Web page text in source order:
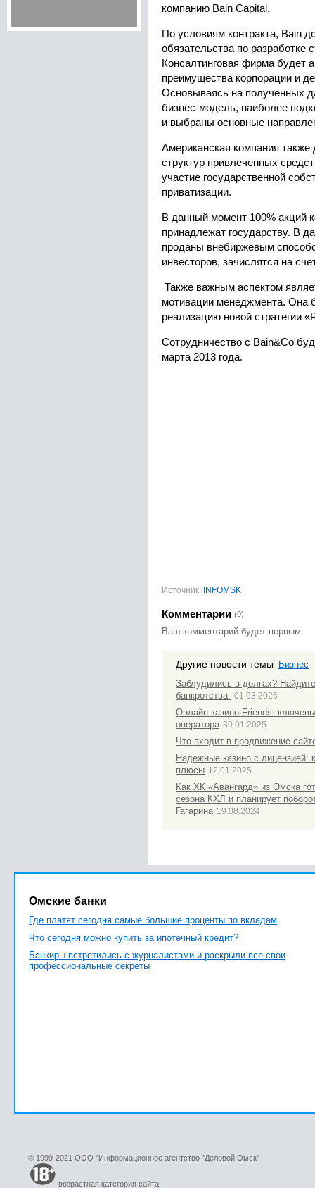
компанию Bain Capital.
По условиям контракта, Bain
обязательства по разработке
Консалтинговая фирма будет
преимущества корпорации и
Основываясь на полученных
бизнес-модель, наиболее
и выбраны основные
Американская компания
структур привлеченных
участие государственной
приватизации.
В данный момент 100% акций
принадлежат государству. В
проданы внебиржевым
инвесторов, зачислятся на
Также важным аспектом
мотивации менеджмента. Она
реализацию новой стратегии
Сотрудничество с Bain&Co
марта 2013 года.
Источник: INFOMSK
Комментарии (0)
Ваш комментарий будет первым
Другие новости темы
Бизнес
Заблудились в долгах?
банкротства. 01.03.2025
Онлайн казино Friends:
оператора 30.01.2025
Что входит в продвижение
Надежные казино с лицензией:
плюсы 12.01.2025
Как ХК «Авангард» из Омска
сезона КХЛ и планирует
Гагарина 19.08.2024
Омские банки
Где платят сегодня самые большие проценты по вкладам
Что сегодня можно купить за ипотечный кредит?
Банкиры встретились с журналистами и раскрыли все свои
профессиональные секреты
© 1999-2021 ООО "Информационное агентство "Деловой Омск"
возрастная категория сайта